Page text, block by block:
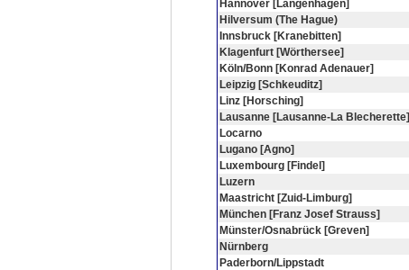
Hannover [Langenhagen]
Hilversum (The Hague)
Innsbruck [Kranebitten]
Klagenfurt [Wörthersee]
Köln/Bonn [Konrad Adenauer]
Leipzig [Schkeuditz]
Linz [Horsching]
Lausanne [Lausanne-La Blecherette]
Locarno
Lugano [Agno]
Luxembourg [Findel]
Luzern
Maastricht [Zuid-Limburg]
München [Franz Josef Strauss]
Münster/Osnabrück [Greven]
Nürnberg
Paderborn/Lippstadt